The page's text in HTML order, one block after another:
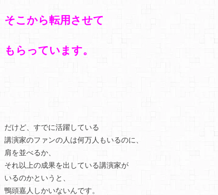
そこから転用させて
もらっています。
だけど、すでに活躍している
講演家のファンの人は何万人もいるのに、
肩を並べるか、
それ以上の成果を出している講演家が
いるのかというと、
鴨頭嘉人しかいないんです。